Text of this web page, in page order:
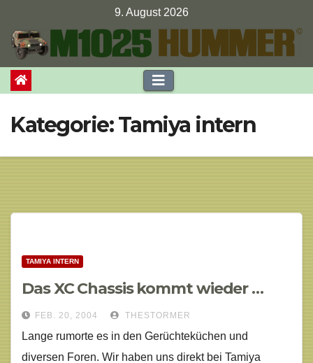
Inhalt
springen
9. August 2026
Kategorie:Tamiya intern
TAMIYA INTERN
Das XC Chassis kommt wieder …
FEB. 20, 2004 THESTORMER
Lange rumorte es in den Gerüchteküchen und
diversen Foren. Wir haben uns direkt bei Tamiya